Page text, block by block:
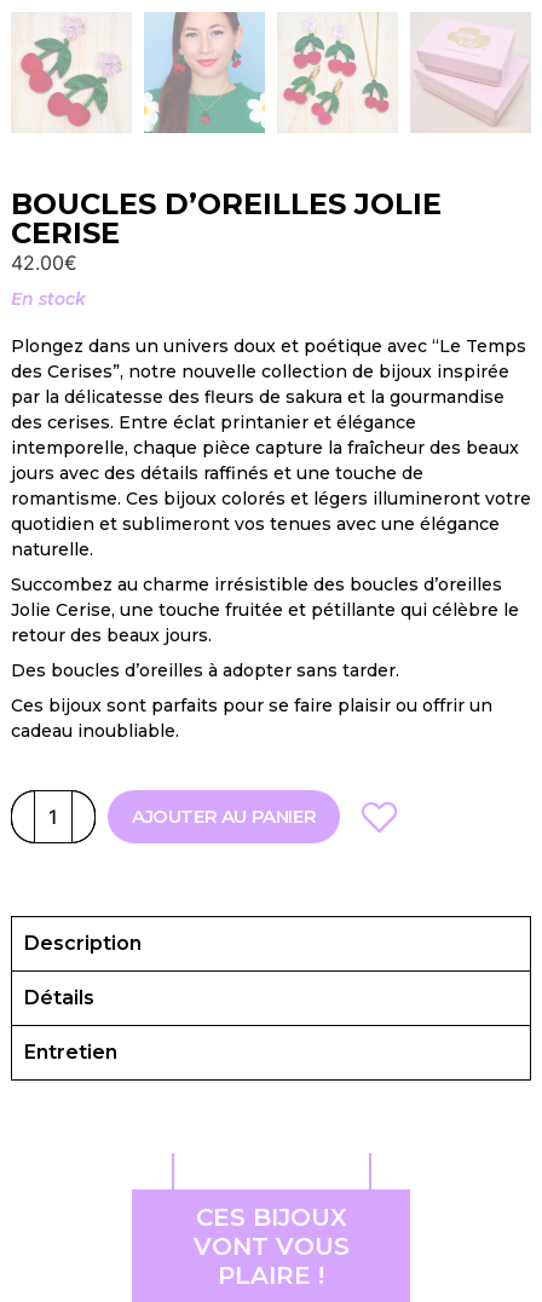
BOUCLES D’OREILLES JOLIE
CERISE
42.00€
En stock
Plongez dans un univers doux et poétique avec “Le Temps
des Cerises”, notre nouvelle collection de bijoux inspirée
par la délicatesse des fleurs de sakura et la gourmandise
des cerises. Entre éclat printanier et élégance
intemporelle, chaque pièce capture la fraîcheur des beaux
jours avec des détails raffinés et une touche de
romantisme. Ces bijoux colorés et légers illumineront votre
quotidien et sublimeront vos tenues avec une élégance
naturelle.
Succombez au charme irrésistible des boucles d’oreilles
Jolie Cerise, une touche fruitée et pétillante qui célèbre le
retour des beaux jours.
Des boucles d’oreilles à adopter sans tarder.
Ces bijoux sont parfaits pour se faire plaisir ou offrir un
cadeau inoubliable.
AJOUTER AU PANIER
Description
Détails
Entretien
CES BIJOUX
VONT VOUS
PLAIRE !